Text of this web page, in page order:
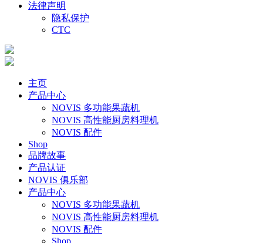
法律声明
隐私保护
CTC
主页
产品中心
NOVIS 多功能果蔬机
NOVIS 高性能厨房料理机
NOVIS 配件
Shop
品牌故事
产品认证
NOVIS 俱乐部
产品中心
NOVIS 多功能果蔬机
NOVIS 高性能厨房料理机
NOVIS 配件
Shop